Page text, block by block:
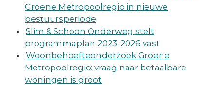
Groene Metropoolregio in nieuwe
bestuursperiode
Slim & Schoon Onderweg stelt
programmaplan 2023-2026 vast
Woonbehoefteonderzoek Groene
Metropoolregio: vraag naar betaalbare
woningen is groot